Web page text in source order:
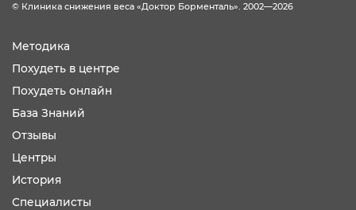
© Клиника снижения веса «Доктор Борменталь». 2002—2026
Методика
Похудеть в центре
Похудеть онлайн
База Знаний
Отзывы
Центры
История
Специалисты